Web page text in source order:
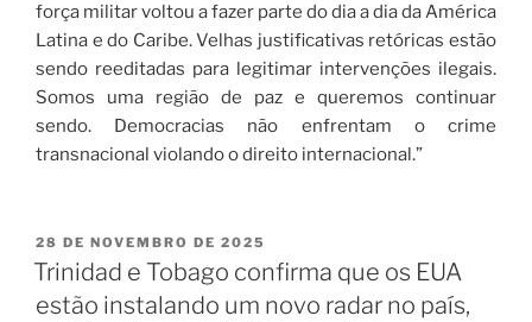
força militar voltou a fazer parte do dia a dia da América
Latina e do Caribe. Velhas justificativas retóricas estão
sendo reeditadas para legitimar intervenções ilegais.
Somos uma região de paz e queremos continuar
sendo. Democracias não enfrentam o crime
transnacional violando o direito internacional.”
28 DE NOVEMBRO DE 2025
Trinidad e Tobago confirma que os EUA
estão instalando um novo radar no país,